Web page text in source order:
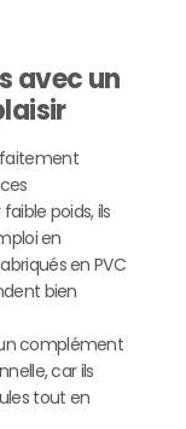
avec un
poids, ils
en
en PVC
bien
complément
car ils
tout en